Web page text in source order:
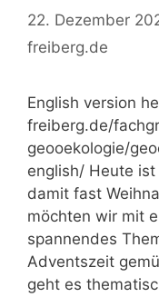
22. Dezember
freiberg.de
English version
freiberg.de/
geooekologie/
english/ Heute
damit fast
möchten wir mit
spannendes
Adventszeit
geht es